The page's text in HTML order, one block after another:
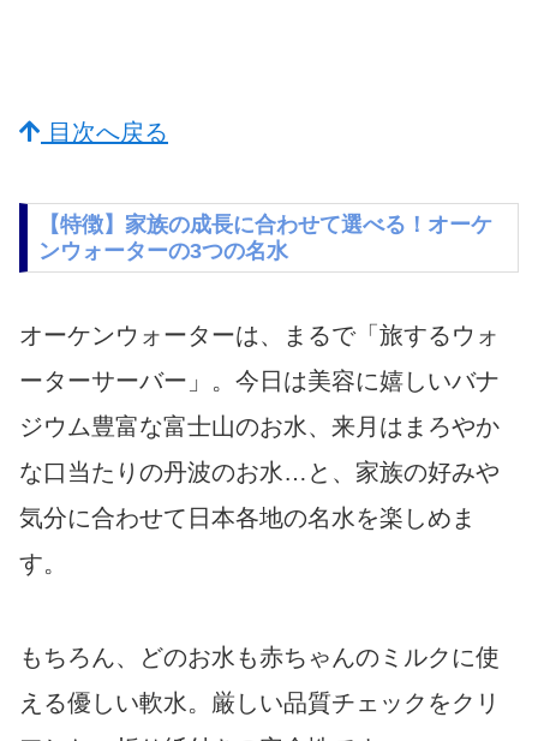
目次へ戻る
【特徴】家族の成長に合わせて選べる！オーケ
ンウォーターの3つの名水
オーケンウォーターは、まるで「旅するウォ
ーターサーバー」。今日は美容に嬉しいバナ
ジウム豊富な富士山のお水、来月はまろやか
な口当たりの丹波のお水…と、家族の好みや
気分に合わせて日本各地の名水を楽しめま
す。
もちろん、どのお水も赤ちゃんのミルクに使
える優しい軟水。厳しい品質チェックをクリ